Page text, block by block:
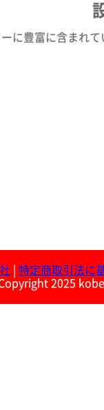
に豊富に含まれ
特定商取引法に
2025